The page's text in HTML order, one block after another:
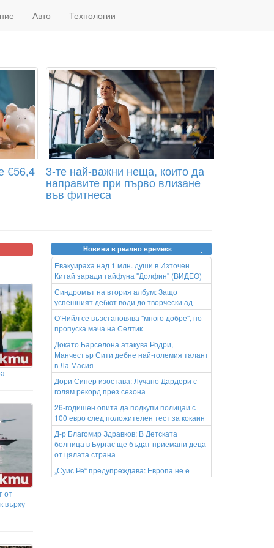
Авто Технологии
€56,4 3-те най-важни неща, които да
направите при първо влизане
във фитнеса
от
върху
Новини в реално времеss
Евакуираха над 1 млн. души в Източен
Китай заради тайфуна "Долфин" (ВИДЕО)
Синдромът на втория албум: Защо
успешният дебют води до творчески ад
О'Нийл се възстановява "много добре", но
пропуска мача на Селтик
Докато Барселона атакува Родри,
Манчестър Сити дебне най-големия талант
в Ла Масия
Дори Синер изостава: Лучано Дардери с
голям рекорд през сезона
26-годишен опита да подкупи полицаи с
100 евро след положителен тест за кокаин
Д-р Благомир Здравков: В Детската
болница в Бургас ще бъдат приемани деца
от цялата страна
„Суис Ре“ предупреждава: Европа не е